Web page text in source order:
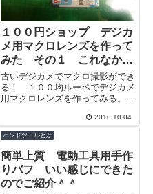
１００円ショップ デジカ
メ用マクロレンズを作って
みた その１ これなかな
かイイぞ
古いデジカメでマクロ撮影ができ
る！ １００均ルーペでデジカメ
用マクロレンズを作ってみる。っ
われている接写はこれで撮影して
ます＾＾今...
2010.10.04
ハンドツールとか
簡単上質 電動工具用手作
りバフ いい感じにできた
のでご紹介＾＾